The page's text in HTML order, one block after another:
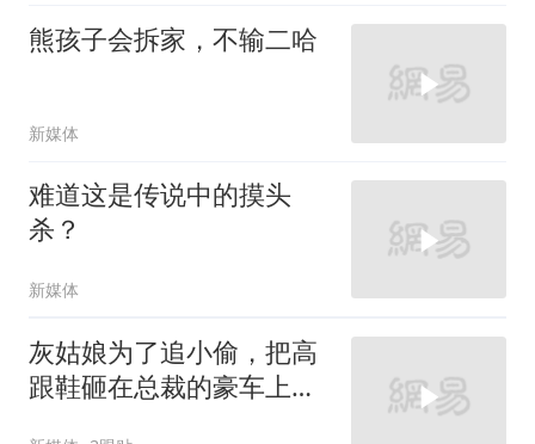
熊孩子会拆家，不输二哈
新媒体
难道这是传说中的摸头
杀？
新媒体
灰姑娘为了追小偷，把高
跟鞋砸在总裁的豪车上，